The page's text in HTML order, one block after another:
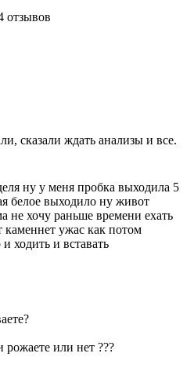
отзывов
сказали ждать анализы и все.
ну у меня пробка выходила 5
белое выходило ну живот
не хочу раньше времени ехать
каменнет ужас как потом
ходить и вставать
рожаете или нет ???